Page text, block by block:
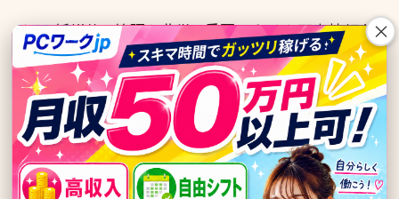
また、紙媒体の管理も非常に重要です。もし顧客情報な
どを印刷して扱う場合は、使用しない時は施錠できる引
き出しやキャビネットに保管し、決してテーブルの上に放
置すべきではありません。家族がうっかり見てしまう、あ
るいは来客時に目に入ってしまうといったリスクは十分
に考慮する必要があると私は考えています。物理的な環
×